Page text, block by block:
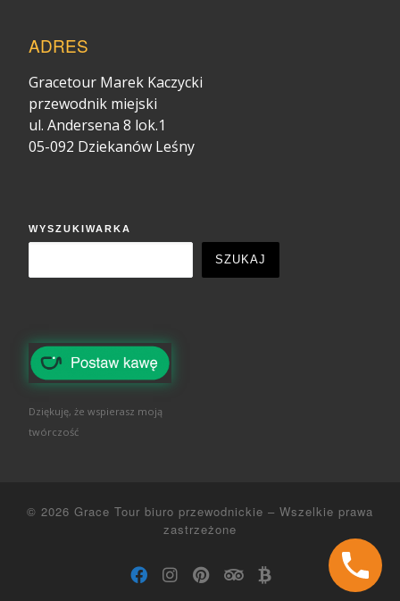
ADRES
Gracetour Marek Kaczycki
przewodnik miejski
ul. Andersena 8 lok.1
05-092 Dziekanów Leśny
WYSZUKIWARKA
SZUKAJ
Dziękuję, że wspierasz moją
twórczość
© 2026 Grace Tour biuro przewodnickie – Wszelkie prawa
zastrzeżone